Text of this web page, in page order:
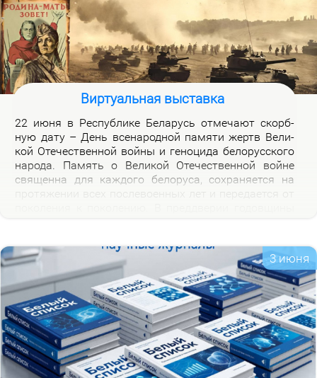
а так­же жиз­нью и де­я­тель­но­стью Ни­ко­лая Ти­мо­фе­
е­ви­ча Во­ро­бье­ва.
Виртуальная выставка
22 июня в Рес­пуб­ли­ке Бе­ла­русь от­ме­ча­ют скорб­
ную да­ту – День все­на­род­ной па­мя­ти жертв Ве­ли­
кой Оте­че­ствен­ной вой­ны и ге­но­ци­да бе­ло­рус­ско­го
на­ро­да. Па­мять о Ве­ли­кой Оте­че­ствен­ной войне
свя­щен­на для каж­до­го бе­ло­ру­са, со­хра­ня­ет­ся на
пер­вых дней вой­ны», ко­то­рая по­свя­ща­ет­ся тра­ги­че­
ским и ге­ро­и­че­ским стра­ни­цам ис­то­рии борь­бы с
немец­ко-фа­шист­ски­ми за­хват­чи­ка­ми в на­чаль­ный
пе­ри­од вой­ны.
3 июня